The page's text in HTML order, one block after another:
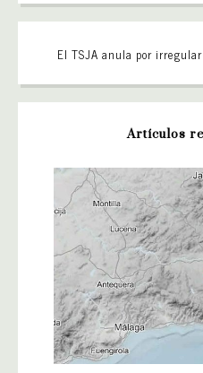
El TSJA anula por
Artículos